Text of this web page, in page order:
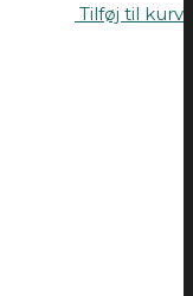
Tilføj til kurv